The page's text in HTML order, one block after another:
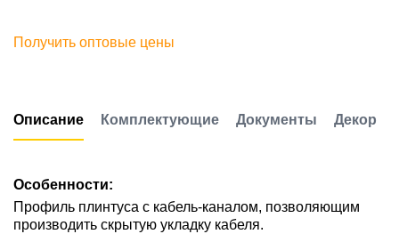
Получить оптовые цены
Описание Комплектующие Документы Декор
Особенности:
Профиль плинтуса с кабель-каналом, позволяющим
производить скрытую укладку кабеля.